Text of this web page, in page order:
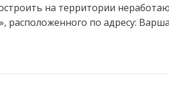
на территории
расположенного по адресу: